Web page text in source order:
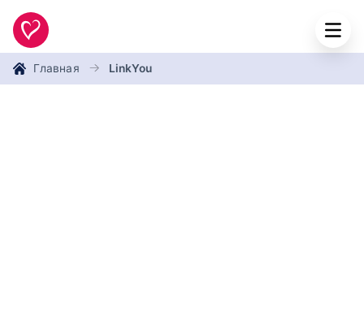
Главная LinkYou